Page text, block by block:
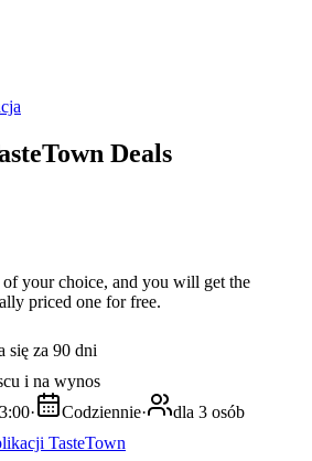
Deals
your choice, and you will get the
priced one for free.
się za 90 dni
i na wynos
· Codziennie·
dla 3 osób
TasteTown